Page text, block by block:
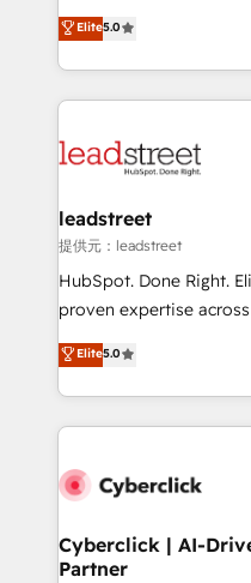
the United States, EU,
America. From casual user to super fan: make
grow with clarity,
Operating across the
Canada, we’ve
HubSpot projects for
combine HubSpot,
and technology for
growth. Our expertise
architecture, AI
delivered through our
Partner and ISO
we blend strategy,
Elite5.0
leadstreet
提供元：leadstreet
HubSpot. Done Right.
proven expertise
implementations. With 12+ years of HubSpot
experience, we help
to its fullest capacity,
website, or build your
Elite5.0
Cyberclick | AI-
Partner